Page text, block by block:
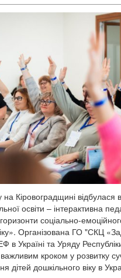
на Кіровоградщині відбулася
освіти – інтерактивна
соціально-
Організована ГО "СКЦ
в Україні та Уряду
кроком у розвитку
дітей дошкільного віку в